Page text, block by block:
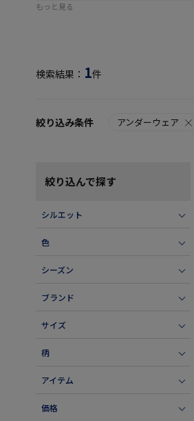
もっと見る
検索結果： 1件
絞り込み条件 アンダーウェア
絞り込んで探す
シルエット
色
シーズン
ブランド
サイズ
柄
アイテム
価格